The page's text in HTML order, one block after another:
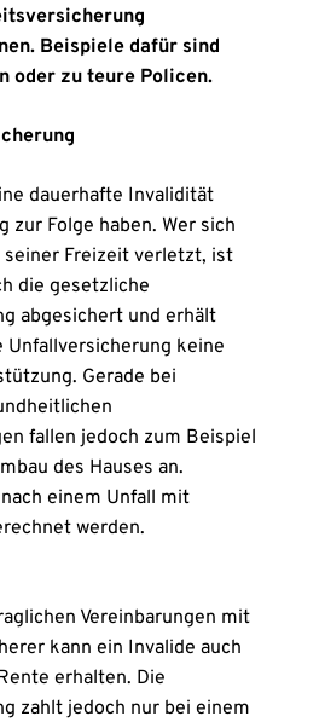
Beispiele dafür sind
oder zu teure Policen.
dauerhafte Invalidität
zur Folge haben. Wer sich
seiner Freizeit verletzt, ist
die gesetzliche
abgesichert und erhält
Unfallversicherung keine
Gerade bei
fallen jedoch zum Beispiel
des Hauses an.
einem Unfall mit
werden.
Vereinbarungen mit
kann ein Invalide auch
erhalten. Die
zahlt jedoch nur bei einem